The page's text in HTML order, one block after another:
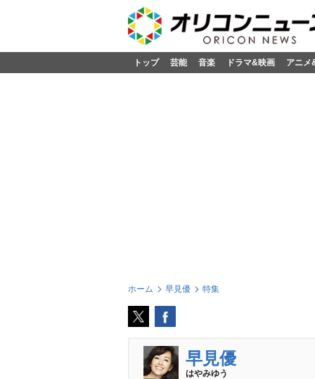
トップ 芸能 音楽 ドラマ&映画 アニメ
ホーム 早見優 特集
早見優
はやみゆう